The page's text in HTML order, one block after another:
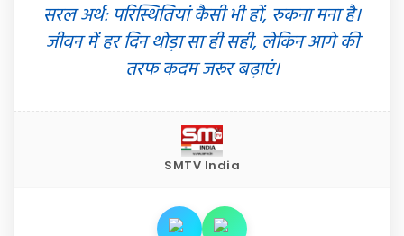
सरल अर्थ: परिस्थितियां कैसी भी हों, रुकना मना है।
जीवन में हर दिन थोड़ा सा ही सही, लेकिन आगे की
तरफ कदम जरूर बढ़ाएं।
SMTV India